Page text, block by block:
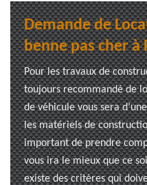
Demande de
benne pas cher à
Pour les travaux de
toujours recommandé de
de véhicule vous sera
les matériels de
important de prendre
vous ira le mieux que ce
existe des critères qui